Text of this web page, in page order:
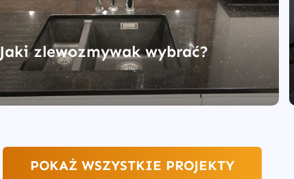
Jaki zlewozmywak wybrać?
POKAŻ WSZYSTKIE PROJEKTY